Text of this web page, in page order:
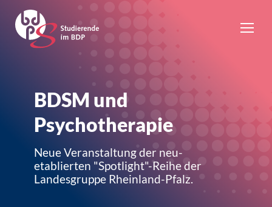
BDSM und
Psychotherapie
Neue Veranstaltung der neu-
etablierten "Spotlight"-Reihe der
Landesgruppe Rheinland-Pfalz.